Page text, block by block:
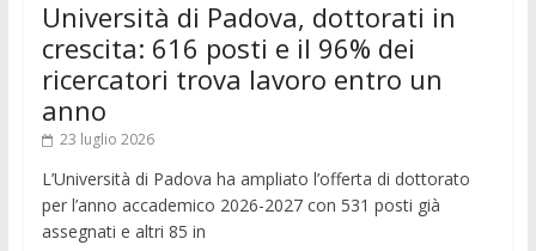
Università di Padova, dottorati in
crescita: 616 posti e il 96% dei
ricercatori trova lavoro entro un
anno
23 luglio 2026
L’Università di Padova ha ampliato l’offerta di dottorato
per l’anno accademico 2026-2027 con 531 posti già
assegnati e altri 85 in